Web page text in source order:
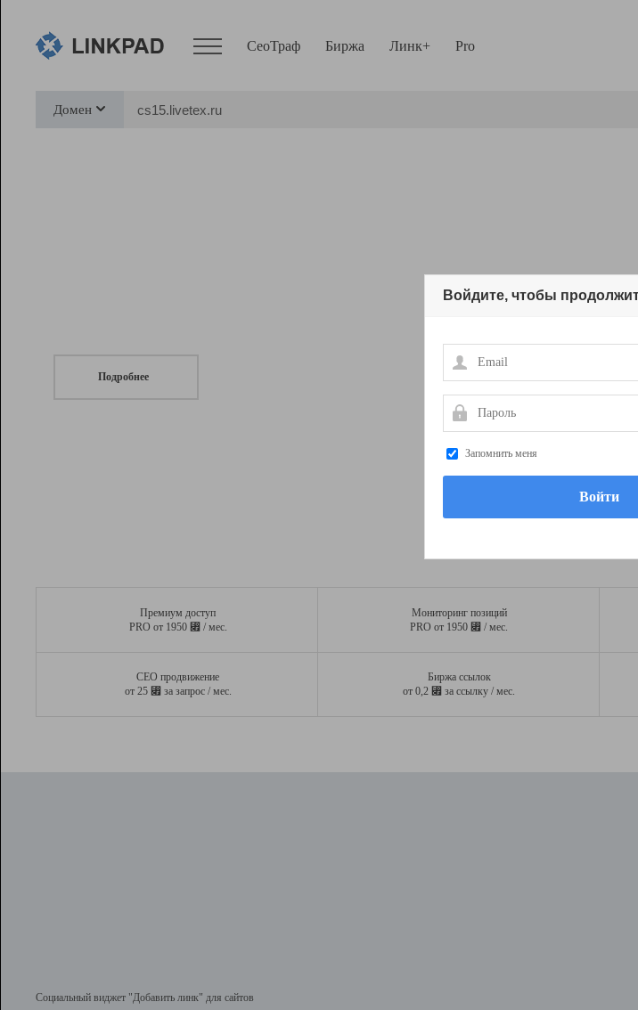
СеоТраф Биржа Линк+ Pro
Домен
Подробнее
Премиум доступ
PRO от 1950 ⃏ / мес.
Мониторинг позиций
PRO от 1950 ⃏ / мес.
СЕО продвижение
от 25 ⃏ за запрос / мес.
Биржа ссылок
от 0,2 ⃏ за ссылку / мес.
Социальный виджет "Добавить линк" для сайтов
Войдите, чтобы
Email
Пароль
Запомнить меня